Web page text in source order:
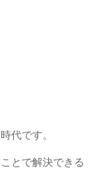
代です。
とで解決できる